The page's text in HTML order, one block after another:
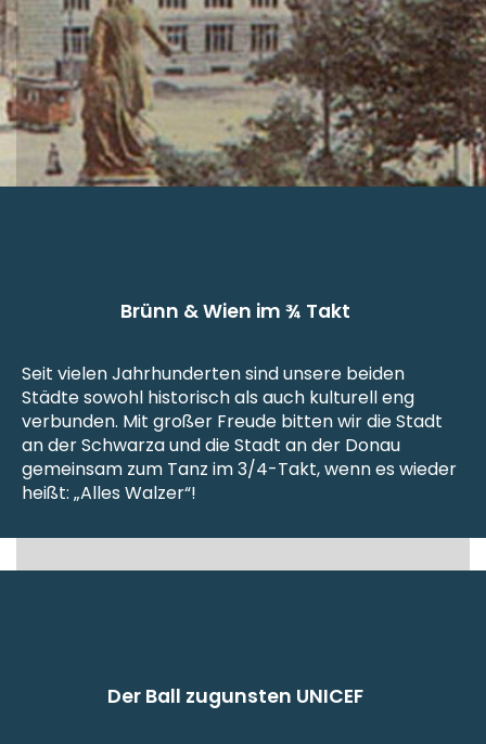
Brünn & Wien im ¾ Takt
Seit vielen Jahrhunderten sind unsere beiden
Städte sowohl historisch als auch kulturell eng
verbunden. Mit großer Freude bitten wir die Stadt
an der Schwarza und die Stadt an der Donau
gemeinsam zum Tanz im 3/4-Takt, wenn es wieder
heißt: „Alles Walzer“!
Der Ball zugunsten UNICEF